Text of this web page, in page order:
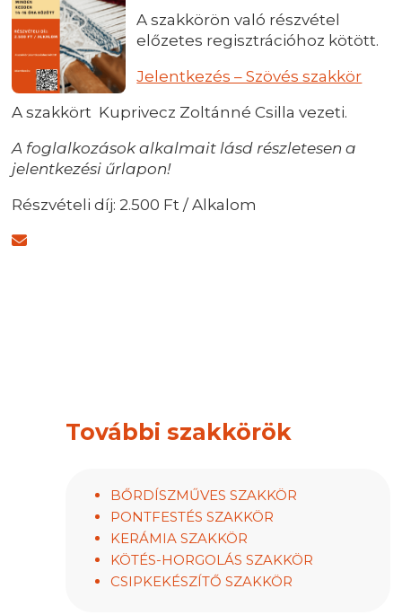
A szakkörön való részvétel
előzetes regisztrációhoz kötött.
Jelentkezés – Szövés szakkör
A szakkört Kuprivecz Zoltánné Csilla vezeti.
A foglalkozások alkalmait lásd részletesen a
jelentkezési űrlapon!
Részvételi díj: 2.500 Ft / Alkalom
További szakkörök
BŐRDÍSZMŰVES SZAKKÖR
PONTFESTÉS SZAKKÖR
KERÁMIA SZAKKÖR
KÖTÉS-HORGOLÁS SZAKKÖR
CSIPKEKÉSZÍTŐ SZAKKÖR